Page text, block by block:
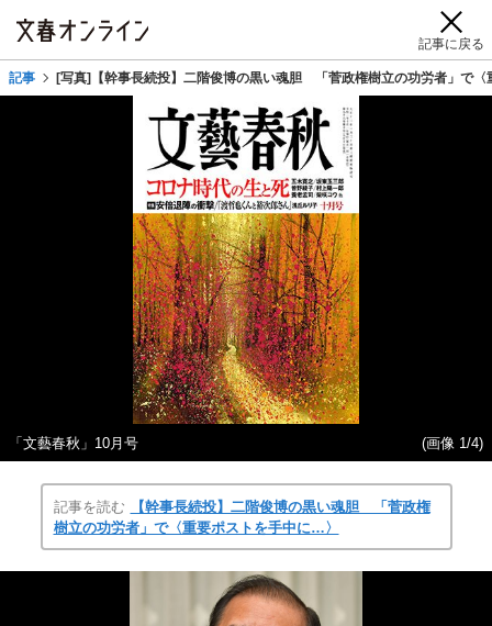
記事に戻る
記事 [写真]【幹事長続投】二階俊博の黒い魂胆 「菅政権樹立の功労者」で
「文藝春秋」10月号 (画像 1/4)
記事を読む
【幹事長続投】二階俊博の黒い魂胆 「菅政権
樹立の功労者」で〈重要ポストを手中に…〉